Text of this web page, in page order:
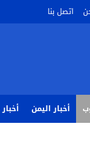
اتصل بنا
أخبار اليمن